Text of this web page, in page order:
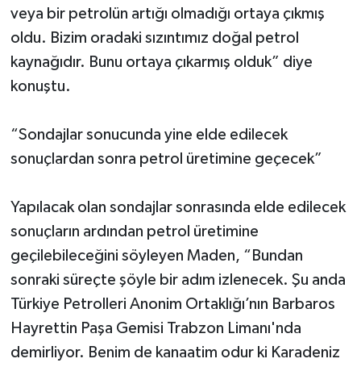
veya bir petrolün artığı olmadığı ortaya çıkmış
oldu. Bizim oradaki sızıntımız doğal petrol
kaynağıdır. Bunu ortaya çıkarmış olduk” diye
konuştu.
“Sondajlar sonucunda yine elde edilecek
sonuçlardan sonra petrol üretimine geçecek”
Yapılacak olan sondajlar sonrasında elde edilecek
sonuçların ardından petrol üretimine
geçilebileceğini söyleyen Maden, “Bundan
sonraki süreçte şöyle bir adım izlenecek. Şu anda
Türkiye Petrolleri Anonim Ortaklığı’nın Barbaros
Hayrettin Paşa Gemisi Trabzon Limanı'nda
demirliyor. Benim de kanaatim odur ki Karadeniz